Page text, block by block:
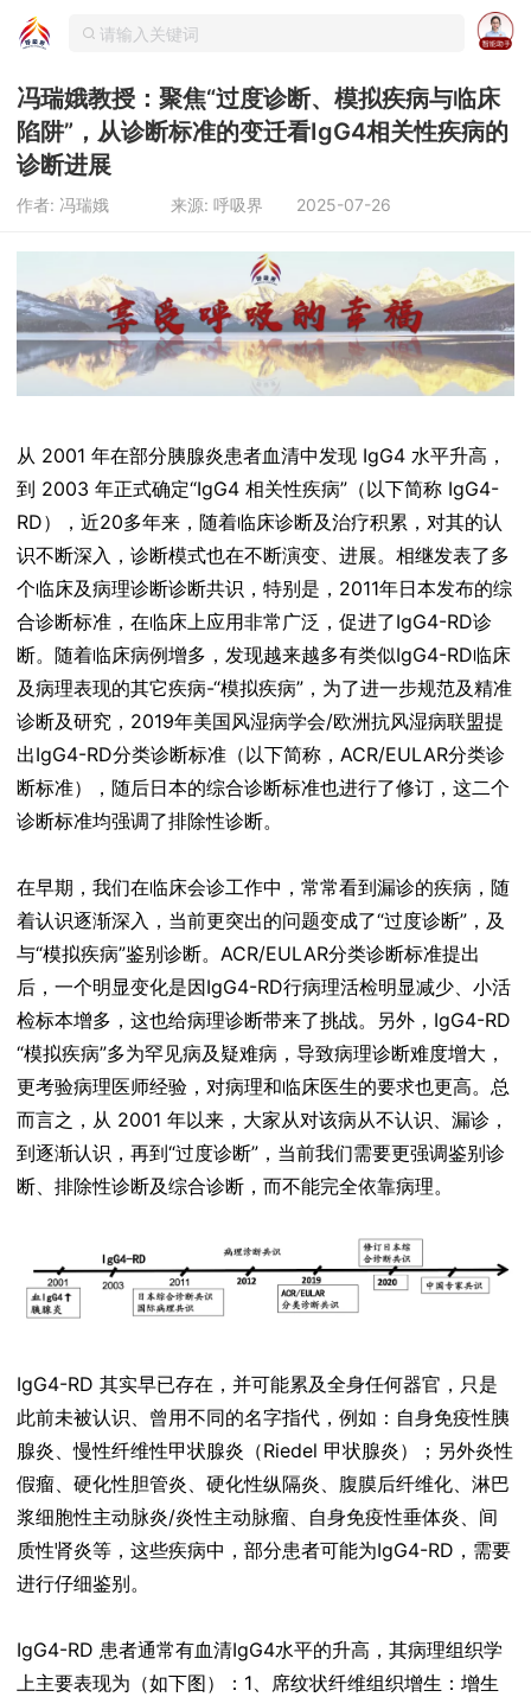
冯瑞娥教授：聚焦“过度诊断、模拟疾病与临床
陷阱”，从诊断标准的变迁看IgG4相关性疾病的
诊断进展
作者: 冯瑞娥 来源: 呼吸界 2025-07-26
从 2001 年在部分胰腺炎患者血清中发现 IgG4 水平升高，
到 2003 年正式确定“IgG4 相关性疾病”（以下简称 IgG4-
RD），近20多年来，随着临床诊断及治疗积累，对其的认
识不断深入，诊断模式也在不断演变、进展。相继发表了多
个临床及病理诊断诊断共识，特别是，2011年日本发布的综
合诊断标准，在临床上应用非常广泛，促进了IgG4-RD诊
断。随着临床病例增多，发现越来越多有类似IgG4-RD临床
及病理表现的其它疾病-“模拟疾病”，为了进一步规范及精准
诊断及研究，2019年美国风湿病学会/欧洲抗风湿病联盟提
出IgG4-RD分类诊断标准（以下简称，ACR/EULAR分类诊
断标准），随后日本的综合诊断标准也进行了修订，这二个
诊断标准均强调了排除性诊断。
在早期，我们在临床会诊工作中，常常看到漏诊的疾病，随
着认识逐渐深入，当前更突出的问题变成了“过度诊断”，及
与“模拟疾病”鉴别诊断。ACR/EULAR分类诊断标准提出
后，一个明显变化是因IgG4-RD行病理活检明显减少、小活
检标本增多，这也给病理诊断带来了挑战。另外，IgG4-RD
“模拟疾病”多为罕见病及疑难病，导致病理诊断难度增大，
更考验病理医师经验，对病理和临床医生的要求也更高。总
而言之，从 2001 年以来，大家从对该病从不认识、漏诊，
到逐渐认识，再到“过度诊断”，当前我们需要更强调鉴别诊
断、排除性诊断及综合诊断，而不能完全依靠病理。
IgG4-RD 其实早已存在，并可能累及全身任何器官，只是
此前未被认识、曾用不同的名字指代，例如：自身免疫性胰
腺炎、慢性纤维性甲状腺炎（Riedel 甲状腺炎）；另外炎性
假瘤、硬化性胆管炎、硬化性纵隔炎、腹膜后纤维化、淋巴
浆细胞性主动脉炎/炎性主动脉瘤、自身免疫性垂体炎、间
质性肾炎等，这些疾病中，部分患者可能为IgG4-RD，需要
进行仔细鉴别。
IgG4-RD 患者通常有血清IgG4水平的升高，其病理组织学
上主要表现为（如下图）：1、席纹状纤维组织增生：增生